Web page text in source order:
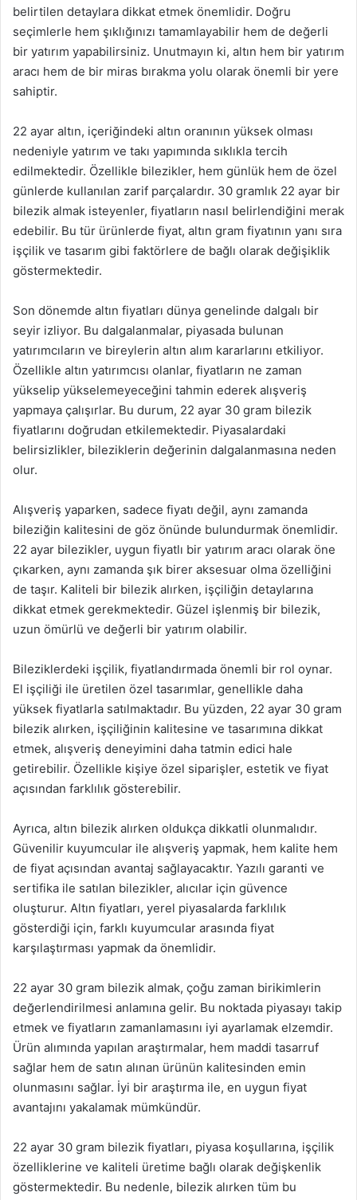
belirtilen detaylara dikkat etmek önemlidir. Doğru
seçimlerle hem şıklığınızı tamamlayabilir hem de değerli
bir yatırım yapabilirsiniz. Unutmayın ki, altın hem bir yatırım
aracı hem de bir miras bırakma yolu olarak önemli bir yere
sahiptir.
22 ayar altın, içeriğindeki altın oranının yüksek olması
nedeniyle yatırım ve takı yapımında sıklıkla tercih
edilmektedir. Özellikle bilezikler, hem günlük hem de özel
günlerde kullanılan zarif parçalardır. 30 gramlık 22 ayar bir
bilezik almak isteyenler, fiyatların nasıl belirlendiğini merak
edebilir. Bu tür ürünlerde fiyat, altın gram fiyatının yanı sıra
işçilik ve tasarım gibi faktörlere de bağlı olarak değişiklik
göstermektedir.
Son dönemde altın fiyatları dünya genelinde dalgalı bir
seyir izliyor. Bu dalgalanmalar, piyasada bulunan
yatırımcıların ve bireylerin altın alım kararlarını etkiliyor.
Özellikle altın yatırımcısı olanlar, fiyatların ne zaman
yükselip yükselemeyeceğini tahmin ederek alışveriş
yapmaya çalışırlar. Bu durum, 22 ayar 30 gram bilezik
fiyatlarını doğrudan etkilemektedir. Piyasalardaki
belirsizlikler, bileziklerin değerinin dalgalanmasına neden
olur.
Alışveriş yaparken, sadece fiyatı değil, aynı zamanda
bileziğin kalitesini de göz önünde bulundurmak önemlidir.
22 ayar bilezikler, uygun fiyatlı bir yatırım aracı olarak öne
çıkarken, aynı zamanda şık birer aksesuar olma özelliğini
de taşır. Kaliteli bir bilezik alırken, işçiliğin detaylarına
dikkat etmek gerekmektedir. Güzel işlenmiş bir bilezik,
uzun ömürlü ve değerli bir yatırım olabilir.
Bileziklerdeki işçilik, fiyatlandırmada önemli bir rol oynar.
El işçiliği ile üretilen özel tasarımlar, genellikle daha
yüksek fiyatlarla satılmaktadır. Bu yüzden, 22 ayar 30 gram
bilezik alırken, işçiliğinin kalitesine ve tasarımına dikkat
etmek, alışveriş deneyimini daha tatmin edici hale
getirebilir. Özellikle kişiye özel siparişler, estetik ve fiyat
açısından farklılık gösterebilir.
Ayrıca, altın bilezik alırken oldukça dikkatli olunmalıdır.
Güvenilir kuyumcular ile alışveriş yapmak, hem kalite hem
de fiyat açısından avantaj sağlayacaktır. Yazılı garanti ve
sertifika ile satılan bilezikler, alıcılar için güvence
oluşturur. Altın fiyatları, yerel piyasalarda farklılık
gösterdiği için, farklı kuyumcular arasında fiyat
karşılaştırması yapmak da önemlidir.
22 ayar 30 gram bilezik almak, çoğu zaman birikimlerin
değerlendirilmesi anlamına gelir. Bu noktada piyasayı takip
etmek ve fiyatların zamanlamasını iyi ayarlamak elzemdir.
Ürün alımında yapılan araştırmalar, hem maddi tasarruf
sağlar hem de satın alınan ürünün kalitesinden emin
olunmasını sağlar. İyi bir araştırma ile, en uygun fiyat
avantajını yakalamak mümkündür.
22 ayar 30 gram bilezik fiyatları, piyasa koşullarına, işçilik
özelliklerine ve kaliteli üretime bağlı olarak değişkenlik
göstermektedir. Bu nedenle, bilezik alırken tüm bu